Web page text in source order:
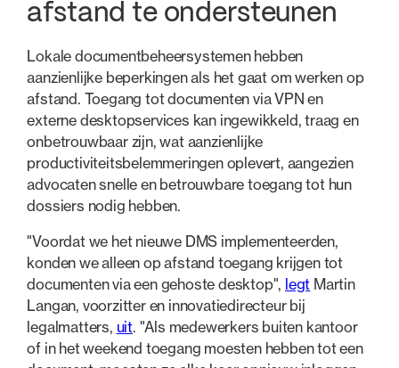
afstand te ondersteunen
Lokale documentbeheersystemen hebben
aanzienlijke beperkingen als het gaat om werken op
afstand. Toegang tot documenten via VPN en
externe desktopservices kan ingewikkeld, traag en
onbetrouwbaar zijn, wat aanzienlijke
productiviteitsbelemmeringen oplevert, aangezien
advocaten snelle en betrouwbare toegang tot hun
dossiers nodig hebben.
"Voordat we het nieuwe DMS implementeerden,
konden we alleen op afstand toegang krijgen tot
documenten via een gehoste desktop", legt Martin
Langan, voorzitter en innovatiedirecteur bij
legalmatters, uit. "Als medewerkers buiten kantoor
of in het weekend toegang moesten hebben tot een